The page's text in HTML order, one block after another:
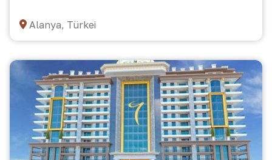
Alanya, Türkei